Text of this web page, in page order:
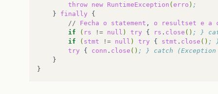
throw new RuntimeException ( erro ) ;
}
finally
//
Fecha o statement , o resultset e a
if
( rs != null ) try { rs . close () ; }
if
( stmt != null ) try { stmt . close () ;
try
{ conn . close () ; } catch
}